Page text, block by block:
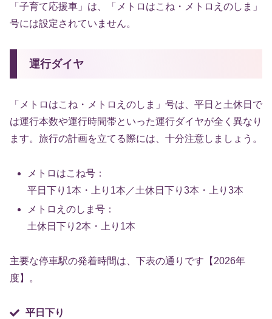
「子育て応援車」は、「メトロはこね・メトロえのしま」
号には設定されていません。
運行ダイヤ
「メトロはこね・メトロえのしま」号は、平日と土休日で
は運行本数や運行時間帯といった運行ダイヤが全く異なり
ます。旅行の計画を立てる際には、十分注意しましょう。
メトロはこね号：
平日下り1本・上り1本／土休日下り3本・上り3本
メトロえのしま号：
土休日下り2本・上り1本
主要な停車駅の発着時間は、下表の通りです【2026年
度】。
平日下り